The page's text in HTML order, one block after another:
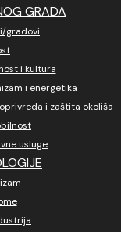
GRADA
gradovi
i kultura
i energetika
i zaštita okoliša
usluge